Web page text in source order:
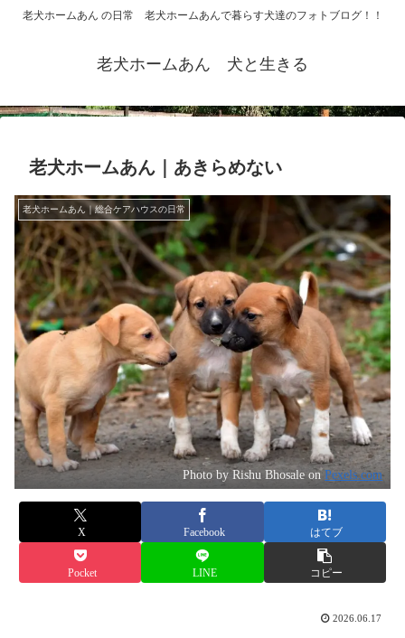
老犬ホームあん の日常 老犬ホームあんで暮らす犬達のフォトブログ！！
老犬ホームあん 犬と生きる
老犬ホームあん｜あきらめない
老犬ホームあん｜総合ケアハウスの日常
Photo by Rishu Bhosale onPexels.com
X Facebook はてブ
Pocket LINE コピー
2026.06.17